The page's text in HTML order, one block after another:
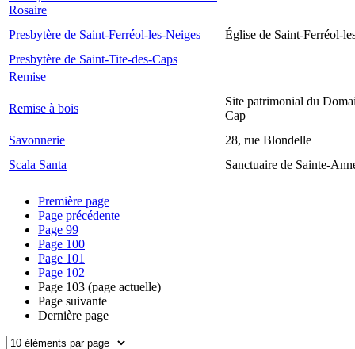
Rosaire
Presbytère de Saint-Ferréol-les-Neiges
Église de Saint-Ferréol-
Presbytère de Saint-Tite-des-Caps
Remise
Remise à bois
Site patrimonial du
Cap
Savonnerie
28, rue Blondelle
Scala Santa
Sanctuaire de Sainte-
Première page
Page précédente
Page 99
Page 100
Page 101
Page 102
Page 103 (page actuelle)
Page suivante
Dernière page